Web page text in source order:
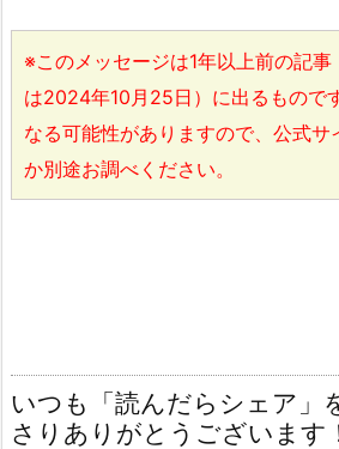
※このメッセージは1年以上前の記
は2024年10月25日）に出るもので
なる可能性がありますので、公式サ
か別途お調べください。
いつも「読んだらシェア」
さりありがとうございます